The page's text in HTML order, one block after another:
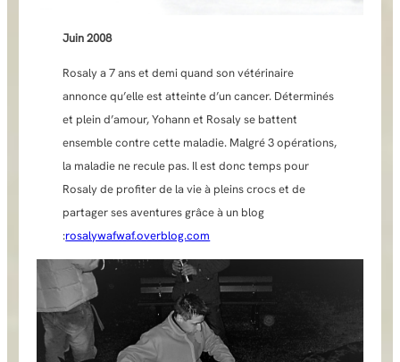
Juin 2008
Rosaly a 7 ans et demi quand son vétérinaire
annonce qu’elle est atteinte d’un cancer. Déterminés
et plein d’amour, Yohann et Rosaly se battent
ensemble contre cette maladie. Malgré 3 opérations,
la maladie ne recule pas. Il est donc temps pour
Rosaly de profiter de la vie à pleins crocs et de
partager ses aventures grâce à un blog
:rosalywafwaf.overblog.com